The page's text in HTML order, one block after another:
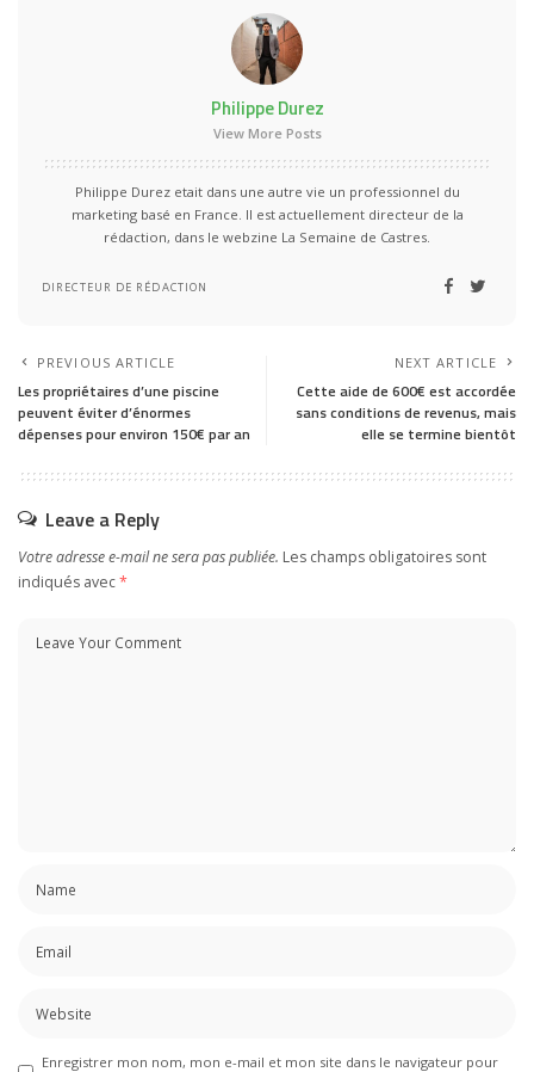
Philippe Durez
View More Posts
Philippe Durez etait dans une autre vie un professionnel du
marketing basé en France. Il est actuellement directeur de la
rédaction, dans le webzine La Semaine de Castres.
DIRECTEUR DE RÉDACTION
PREVIOUS ARTICLE
Les propriétaires d’une piscine
peuvent éviter d’énormes
dépenses pour environ 150€ par an
NEXT ARTICLE
Cette aide de 600€ est accordée
sans conditions de revenus, mais
elle se termine bientôt
Leave a Reply
Votre adresse e-mail ne sera pas publiée. Les champs obligatoires sont
indiqués avec*
Enregistrer mon nom, mon e-mail et mon site dans le navigateur pour